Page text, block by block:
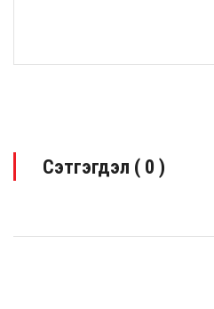
Сэтгэгдэл ( 0 )